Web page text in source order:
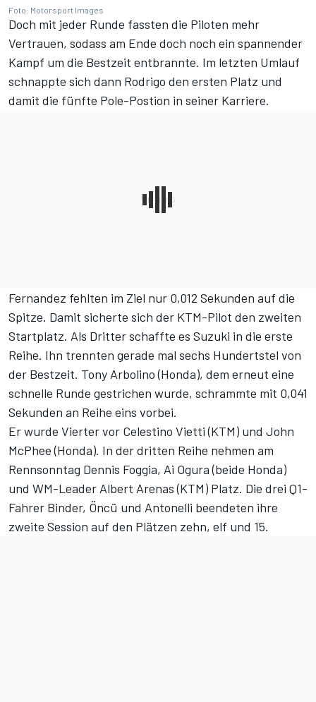
Foto: Motorsport Images
Doch mit jeder Runde fassten die Piloten mehr
Vertrauen, sodass am Ende doch noch ein spannender
Kampf um die Bestzeit entbrannte. Im letzten Umlauf
schnappte sich dann Rodrigo den ersten Platz und
damit die fünfte Pole-Postion in seiner Karriere.
Fernandez fehlten im Ziel nur 0,012 Sekunden auf die
Spitze. Damit sicherte sich der KTM-Pilot den zweiten
Startplatz. Als Dritter schaffte es Suzuki in die erste
Reihe. Ihn trennten gerade mal sechs Hundertstel von
der Bestzeit. Tony Arbolino (Honda), dem erneut eine
schnelle Runde gestrichen wurde, schrammte mit 0,041
Sekunden an Reihe eins vorbei.
Er wurde Vierter vor Celestino Vietti (KTM) und John
McPhee (Honda). In der dritten Reihe nehmen am
Rennsonntag Dennis Foggia, Ai Ogura (beide Honda)
und WM-Leader Albert Arenas (KTM) Platz. Die drei Q1-
Fahrer Binder, Öncü und Antonelli beendeten ihre
zweite Session auf den Plätzen zehn, elf und 15.